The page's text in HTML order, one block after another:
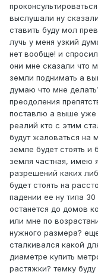
выслушали ну
ставить буду мол
лучь у меня узкий
нет вообще! и
они мне сказали что
земли поднимать а
думаю что мне
преодоления
поставлю а выше уже
реалий кто с этим
будут жаловаться на
земле будет стоять и
земля частная, имею
разрешений каких
будет стоять на
падении ее ну типа
останется до домов
или мне по
нужного размера?
сталкивался какой
диаметре купить
растяжки? темку